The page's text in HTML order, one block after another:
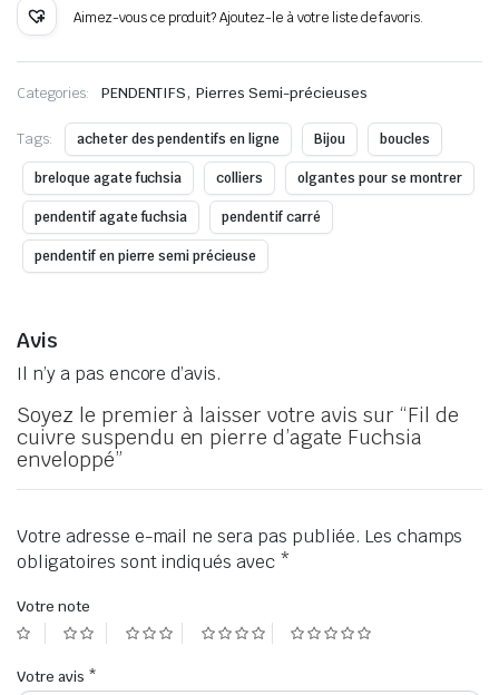
cuivre
suspendu
pierre
d’agate
Fuchsia
enveloppé
Aimez-vous ce produit? Ajoutez-le à votre liste de favoris.
Categories: PENDENTIFS,Pierres Semi-précieuses
Tags: acheter des pendentifs en ligne Bijou boucles
breloque agate fuchsia colliers olgantes pour se montrer
pendentif agate fuchsia pendentif carré
pendentif en pierre semi précieuse
Avis
Il n’y a pas encore d’avis.
Soyez le premier à laisser votre avis sur “Fil de
cuivre suspendu en pierre d’agate Fuchsia
enveloppé”
Votre adresse e-mail ne sera pas publiée. Les champs
obligatoires sont indiqués avec *
Votre note
Votre avis *